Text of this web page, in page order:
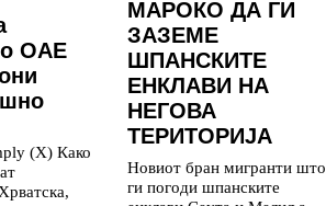
ОАЕ
(X) Како
МАРОКО ДА ГИ
ЗАЗЕМЕ
ШПАНСКИТЕ
ЕНКЛАВИ НА
НЕГОВА
ТЕРИТОРИЈА
Новиот бран мигранти што
ги погоди шпанските